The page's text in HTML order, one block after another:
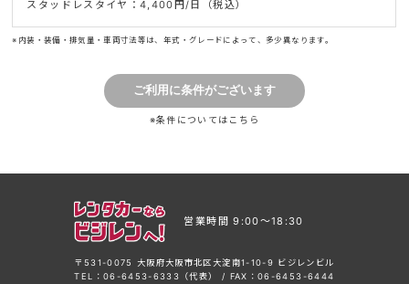
スタッドレスタイヤ：4,400円/日（税込）
※内装・装備・排気量・車両寸法等は、年式・グレードによって、多少異なります。
※条件については こちら
営業時間 9:00〜18:30
〒531-0075 大阪府大阪市北区大淀南1-10-9 ビジレンビル
TEL：06-6453-6333（代表） / FAX：06-6453-6444